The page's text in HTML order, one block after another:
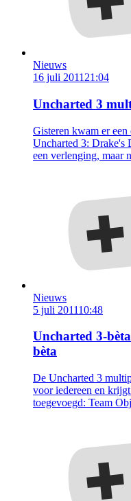
Nieuws
16 juli 2011 21:04
Uncharted 3
Gisteren kwam er
Uncharted 3: Drake's
een verlenging, maar
Nieuws
5 juli 201110:48
Uncharted 3-
bèta
De Uncharted 3
voor iedereen en
toegevoegd: Team